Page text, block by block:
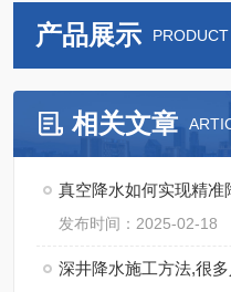
产品展示
相关文章
真空降水如何实现精准
发布时间：2025-02-18
深井降水施工方法,很